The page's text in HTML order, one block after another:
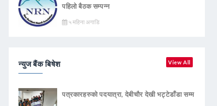
पहिलो बैठक सम्पन्न
५ महिना अगाडि
न्युज बैंक बिषेश View All
पत्रकारहरुको पदयात्रा, देबीचौर देखी भट्टेडाँडा सम्म